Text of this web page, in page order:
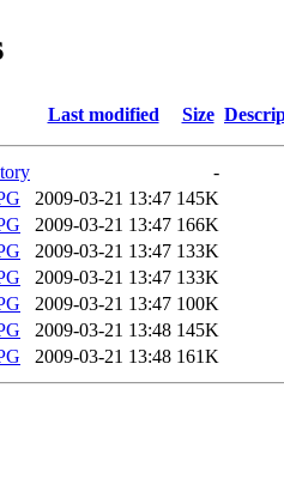
Last modified Size
-
2009-03-21 13:47 145K
2009-03-21 13:47 166K
2009-03-21 13:47 133K
2009-03-21 13:47 133K
2009-03-21 13:47 100K
2009-03-21 13:48 145K
2009-03-21 13:48 161K